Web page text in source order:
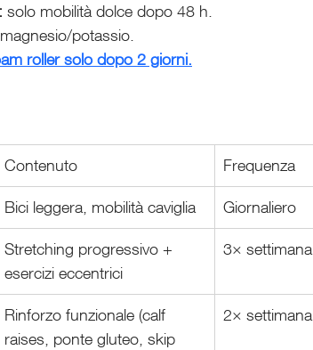
solo mobilità dolce dopo 48 h.
potassio.
roller solo dopo 2 giorni.
Contenuto Frequenza
Bici leggera, mobilità caviglia Giornaliero
Stretching progressivo +
esercizi eccentrici
3× settimana
Rinforzo funzionale (calf
raises, ponte gluteo, skip
2× settimana